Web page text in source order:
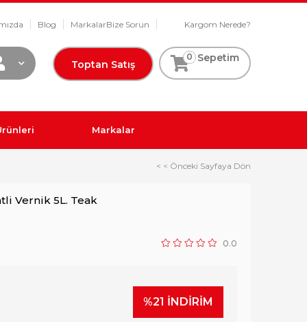
Blog MarkalarBize Sorun Kargom Nerede?
Sepetim
0
Toptan Satış
Markalar
< < Önceki Sayfaya Dön
Vernik 5L. Teak
0.0
%21 İNDIRIM